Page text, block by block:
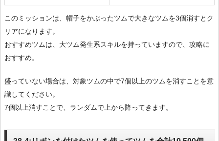
このミッションは、帽子をかぶったツムで大きなツムを3個消すとク
リアになります。
おすすめツムは、大ツム発生系スキルを持っていますので、攻略に
おすすめ。
盛っていない場合は、対象ツムの中で7個以上のツムを消すことを意
識してください。
7個以上消すことで、ランダムで上から降ってきます。